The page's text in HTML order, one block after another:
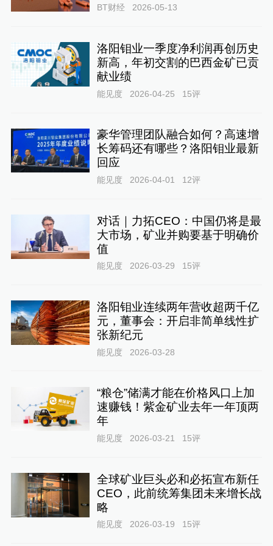
BT财经 2026-05-13
洛阳钼业一季度净利润再创历史
新高，年初交割的巴西金矿已贡
献业绩
能见度 2026-04-25 15评
豪华管理团队融合如何？高速增
长筹码还有哪些？洛阳钼业最新
回应
能见度 2026-04-01 12评
对话｜力拓CEO：中国仍将是最
大市场，矿业并购要基于明确价
值
能见度 2026-03-29 15评
洛阳钼业连续两年营收超两千亿
元，董事会：开启非简单线性扩
张新纪元
能见度 2026-03-28
“粮仓”储满才能在价格风口上加
速赚钱！紫金矿业去年一年顶两
年
能见度 2026-03-21 15评
全球矿业巨头必和必拓宣布新任
CEO，此前统筹集团未来增长战
略
能见度 2026-03-19 15评